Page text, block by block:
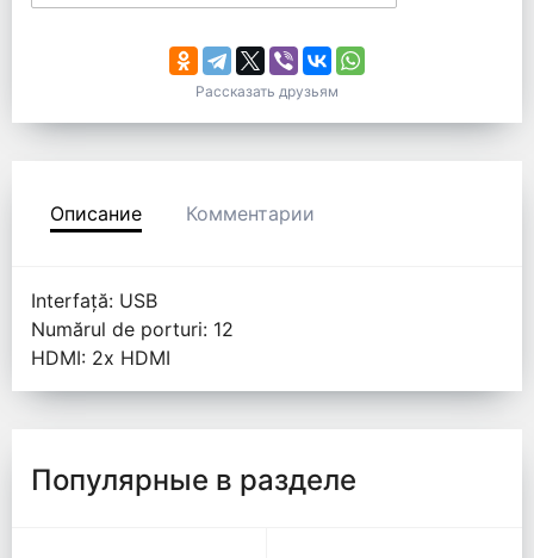
Рассказать друзьям
Описание Комментарии
Interfață: USB
Numărul de porturi: 12
HDMI: 2x HDMI
Популярные в разделе